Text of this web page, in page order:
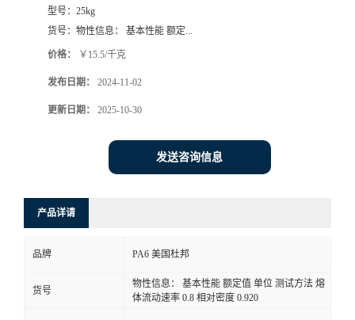
型号： 25kg
货号： 物性信息： 基本性能 额定...
价格： ￥15.5/千克
发布日期： 2024-11-02
更新日期： 2025-10-30
发送咨询信息
产品详请
品牌 PA6 美国杜邦
货号
物性信息： 基本性能 额定值 单位 测试方法 熔
体流动速率 0.8 相对密度 0.920